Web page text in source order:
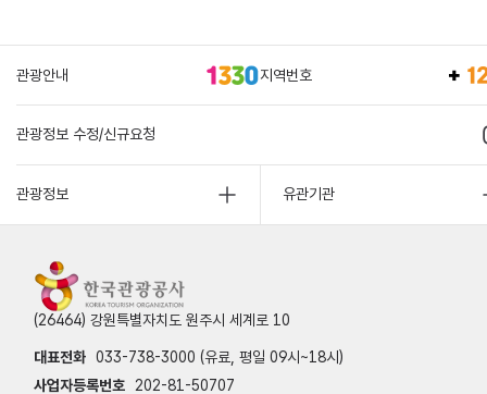
관광안내 지역번호
관광정보 수정/신규요청
관광정보 유관기관
(26464) 강원특별자치도 원주시 세계로 10
대표전화 033-738-3000 (유료, 평일 09시~18시)
사업자등록번호
202-81-50707